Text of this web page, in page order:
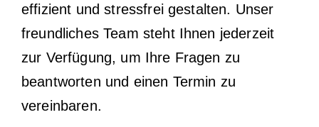
effizient und stressfrei gestalten. Unser
freundliches Team steht Ihnen jederzeit
zur Verfügung, um Ihre Fragen zu
beantworten und einen Termin zu
vereinbaren.